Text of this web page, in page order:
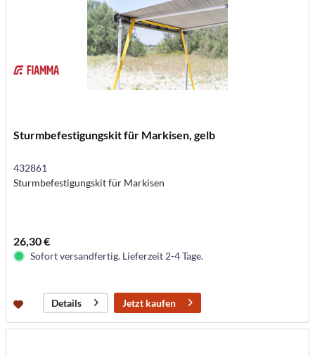
Sturmbefestigungskit für Markisen, gelb
432861
Sturmbefestigungskit für Markisen
26,30 €
Sofort versandfertig. Lieferzeit 2-4 Tage.
Details Jetzt kaufen